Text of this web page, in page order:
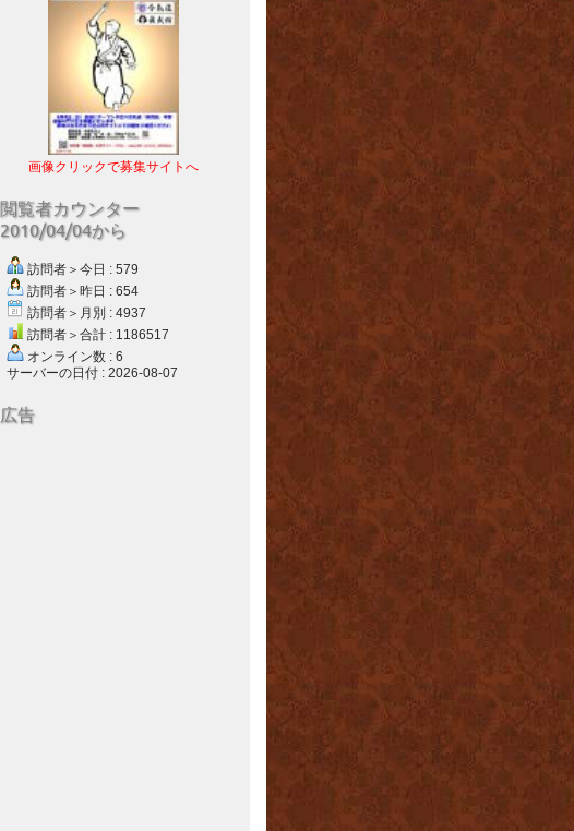
画像クリックで募集サイトへ
閲覧者カウンター
2010/04/04から
訪問者＞今日 : 579
訪問者＞昨日 : 654
訪問者＞月別 : 4937
訪問者＞合計 : 1186517
オンライン数 : 6
サーバーの日付 : 2026-08-07
広告